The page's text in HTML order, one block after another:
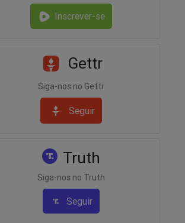
Inscrever-se
Gettr
Siga-nos no Gettr
Seguir
Truth
Siga-nos no Truth
Seguir